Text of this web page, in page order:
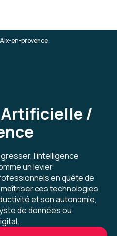
en-provence
/
l’intelligence
un levier
en quête de
ces technologies
et son autonomie,
de données ou
sur l'IA générative.
état de l'art
Le 19/01/2026
5
Je regrette juste
2 x 30 mn à cause de
en rote
formateur ne voyait
et j'ai perdu de ce fait
Dommage !
il a pris le temps sur
ce qu'il venait de